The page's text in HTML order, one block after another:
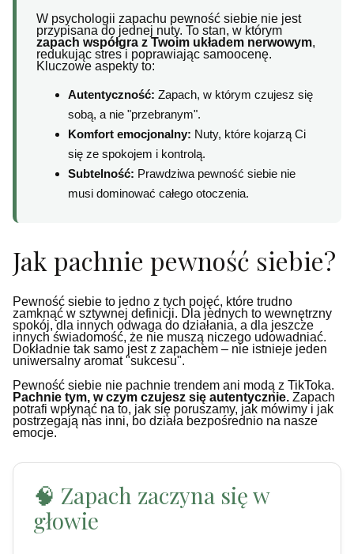
W psychologii zapachu pewność siebie nie jest
przypisana do jednej nuty. To stan, w którym
zapach współgra z Twoim układem nerwowym,
redukując stres i poprawiając samoocenę.
Kluczowe aspekty to:
Autentyczność: Zapach, w którym czujesz się
sobą, a nie "przebranym".
Komfort emocjonalny: Nuty, które kojarzą Ci
się ze spokojem i kontrolą.
Subtelność: Prawdziwa pewność siebie nie
musi dominować całego otoczenia.
Jak pachnie pewność siebie?
Pewność siebie to jedno z tych pojęć, które trudno
zamknąć w sztywnej definicji. Dla jednych to wewnętrzny
spokój, dla innych odwaga do działania, a dla jeszcze
innych świadomość, że nie muszą niczego udowadniać.
Dokładnie tak samo jest z zapachem – nie istnieje jeden
uniwersalny aromat "sukcesu".
Pewność siebie nie pachnie trendem ani modą z TikToka.
Pachnie tym, w czym czujesz się autentycznie. Zapach
potrafi wpłynąć na to, jak się poruszamy, jak mówimy i jak
postrzegają nas inni, bo działa bezpośrednio na nasze
emocje.
🧠 Zapach zaczyna się w
głowie